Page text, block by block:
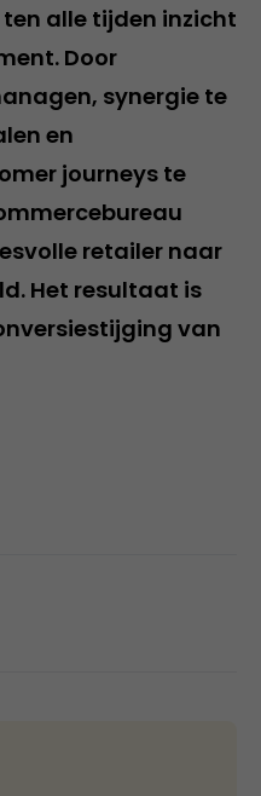
alle tijden inzicht
Door
synergie te
en
journeys te
retailer naar
Het resultaat is
van